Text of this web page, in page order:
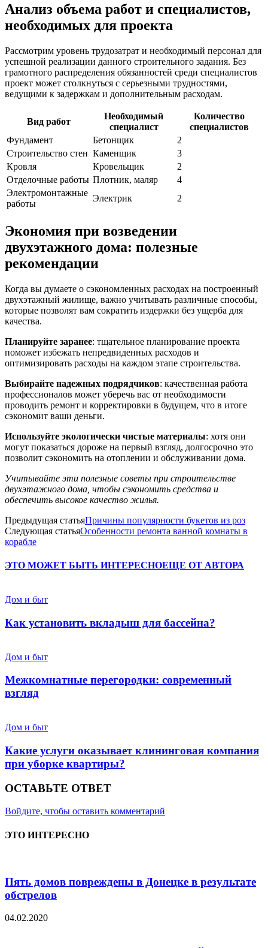
Анализ объема работ и специалистов,
необходимых для проекта
Рассмотрим уровень трудозатрат и необходимый персонал для
успешной реализации данного строительного задания. Без
грамотного распределения обязанностей среди специалистов
проект может столкнуться с серьезными трудностями,
ведущими к задержкам и дополнительным расходам.
Вид работ
Необходимый
специалист
Количество
специалистов
Фундамент
Бетонщик
2
Строительство стен Каменщик
3
Кровля
Кровельщик
2
Отделочные работы Плотник, маляр
4
Электромонтажные
работы
Электрик 2
Экономия при возведении
двухэтажного дома: полезные
рекомендации
Когда вы думаете о сэкономленных расходах на построенный
двухэтажный жилище, важно учитывать различные способы,
которые позволят вам сократить издержки без ущерба для
качества.
Планируйте заранее: тщательное планирование проекта
поможет избежать непредвиденных расходов и
оптимизировать расходы на каждом этапе строительства.
Выбирайте надежных подрядчиков: качественная работа
профессионалов может уберечь вас от необходимости
проводить ремонт и корректировки в будущем, что в итоге
сэкономит ваши деньги.
Используйте экологически чистые материалы: хотя они
могут показаться дороже на первый взгляд, долгосрочно это
позволит сэкономить на отоплении и обслуживании дома.
Учитывайте эти полезные советы при строительстве
двухэтажного дома, чтобы сэкономить средства и
обеспечить высокое качество жилья.
Предыдущая статьяПричины популярности букетов из роз
Следующая статьяОсобенности ремонта ванной комнаты в
корабле
ЭТО МОЖЕТ БЫТЬ ИНТЕРЕСНОЕЩЕ ОТ АВТОРА
Дом и быт
Как установить вкладыш для бассейна?
Дом и быт
Межкомнатные перегородки: современный
взгляд
Дом и быт
Какие услуги оказывает клининговая компания
при уборке квартиры?
ОСТАВЬТЕ ОТВЕТ
Войдите, чтобы оставить комментарий
ЭТО ИНТЕРЕСНО
Пять домов повреждены в Донецке в результате
обстрелов
04.02.2020